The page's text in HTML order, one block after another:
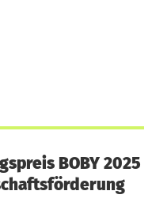
BOBY 2025